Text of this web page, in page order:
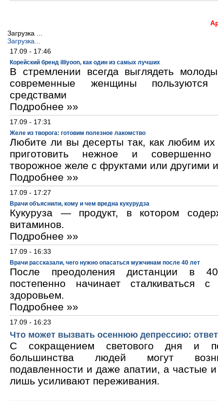
Загрузка ...
Загрузка...
17.09 - 17:46
Корейский бренд illiyoon, как один из самых лучших
В стремлении всегда выглядеть
современные женщины пользуются
средствами
Подробнее »»
17.09 - 17:31
Желе из творога: готовим полезное лакомство
Любите ли вы десерты так, как любим
приготовить нежное и
творожное желе с фруктами или другими
Подробнее »»
17.09 - 17:27
Врачи объяснили, кому и чем вредна кукурудза
Кукуруза — продукт, в котором
витаминов.
Подробнее »»
17.09 - 16:33
Врачи рассказали, чего нужно опасаться мужчинам после 40 лет
После преодоления дистанции в
постепенно начинает сталкиваться
здоровьем.
Подробнее »»
17.09 - 16:23
Что может вызвать осеннюю депрессию:
С сокращением светового дня и
большинства людей могут
подавленности и даже апатии, а частые
лишь усиливают переживания.